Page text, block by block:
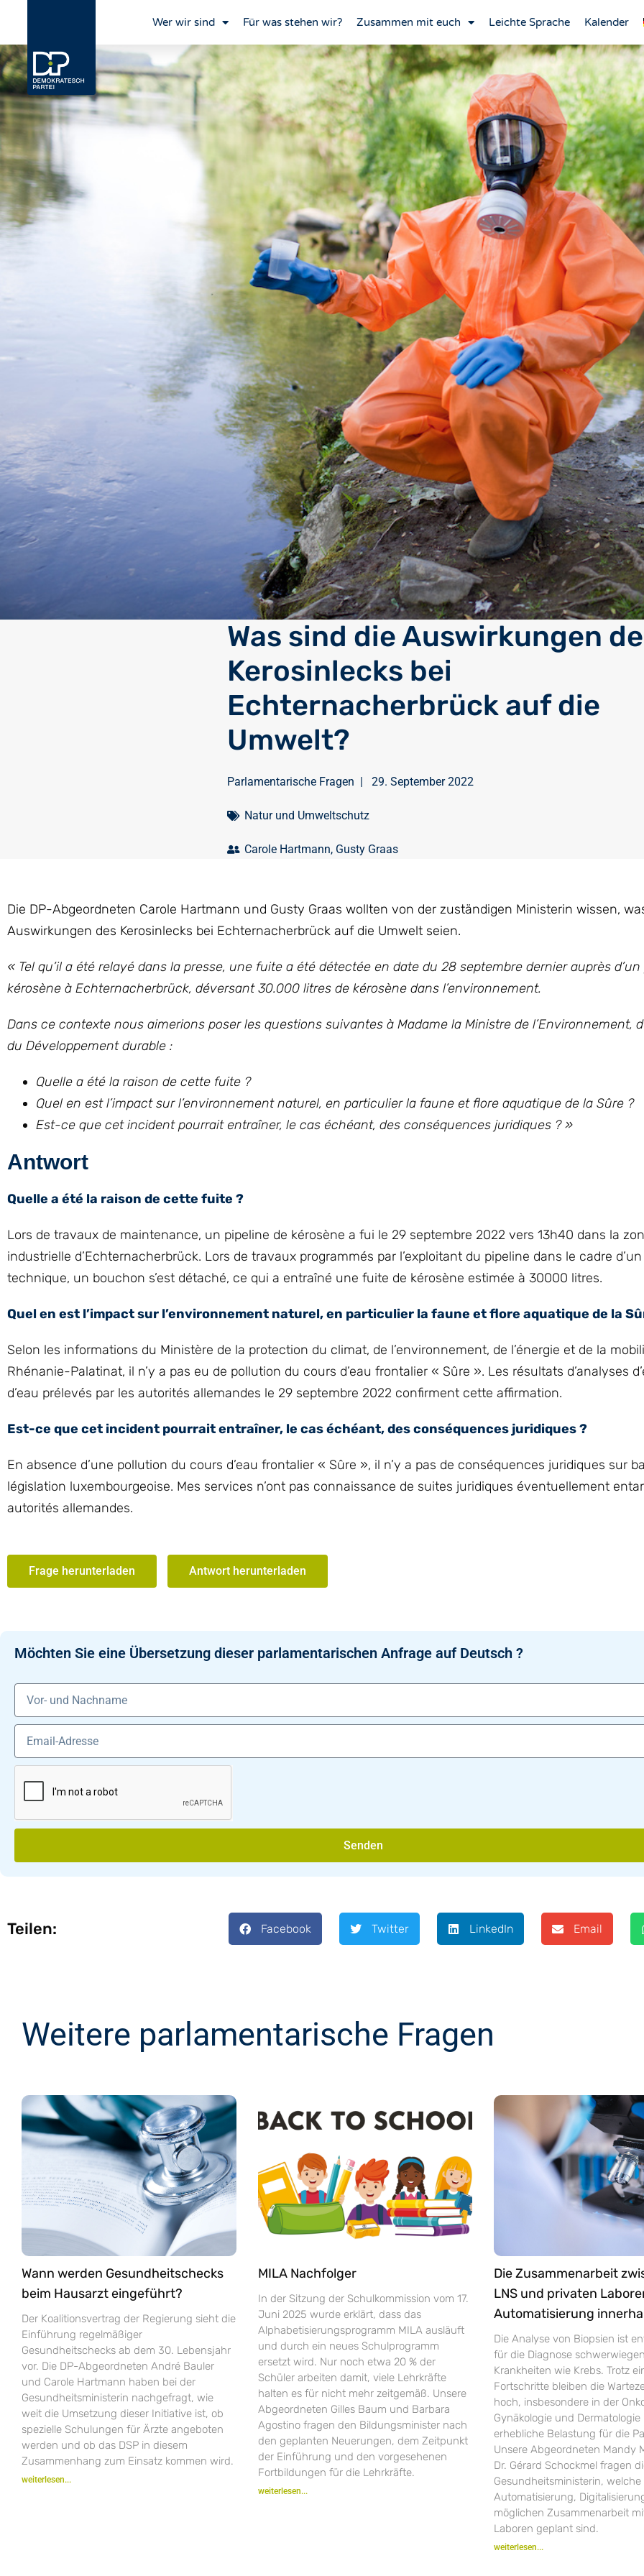
Wer wir sind Für was stehen wir? Zusammen mit euch Leichte Sprache Kalender
Was sind die Auswirkungen
Kerosinlecks bei
Echternacherbrück auf die
Umwelt?
Parlamentarische Fragen | 29. September 2022
Natur und Umweltschutz
Carole Hartmann, Gusty Graas
Die DP-Abgeordneten Carole Hartmann und Gusty Graas wollten von der zuständigen Ministerin wissen,
Auswirkungen des Kerosinlecks bei Echternacherbrück auf die Umwelt seien.
« Tel qu’il a été relayé dans la presse, une fuite a été détectée en date du 28 septembre dernier auprès
kérosène à Echternacherbrück, déversant 30.000 litres de kérosène dans l’environnement.
Dans ce contexte nous aimerions poser les questions suivantes à Madame la Ministre de l’Environnement,
du Développement durable :
Quelle a été la raison de cette fuite ?
Quel en est l’impact sur l’environnement naturel, en particulier la faune et flore aquatique de la Sûre ?
Est-ce que cet incident pourrait entraîner, le cas échéant, des conséquences juridiques ? »
Antwort
Quelle a été la raison de cette fuite ?
Lors de travaux de maintenance, un pipeline de kérosène a fui le 29 septembre 2022 vers 13h40 dans la
industrielle d’Echternacherbrück. Lors de travaux programmés par l’exploitant du pipeline dans le cadre
technique, un bouchon s’est détaché, ce qui a entraîné une fuite de kérosène estimée à 30000 litres.
Quel en est l’impact sur l’environnement naturel, en particulier la faune et flore aquatique de la
Selon les informations du Ministère de la protection du climat, de l’environnement, de l’énergie et de la
Rhénanie-Palatinat, il n’y a pas eu de pollution du cours d’eau frontalier « Sûre ». Les résultats d’analyses
d’eau prélevés par les autorités allemandes le 29 septembre 2022 confirment cette affirmation.
Est-ce que cet incident pourrait entraîner, le cas échéant, des conséquences juridiques ?
En absence d’une pollution du cours d’eau frontalier « Sûre », il n’y a pas de conséquences juridiques sur
législation luxembourgeoise. Mes services n’ont pas connaissance de suites juridiques éventuellement
autorités allemandes.
Frage herunterladen Antwort herunterladen
Möchten Sie eine Übersetzung dieser parlamentarischen Anfrage auf Deutsch ?
Senden
Teilen: Facebook Twitter LinkedIn Email
Weitere parlamentarische Fragen
Wann werden Gesundheitschecks
beim Hausarzt eingeführt?
Der Koalitionsvertrag der Regierung sieht die
Einführung regelmäßiger
Gesundheitschecks ab dem 30. Lebensjahr
vor. Die DP-Abgeordneten André Bauler
und Carole Hartmann haben bei der
Gesundheitsministerin nachgefragt, wie
weit die Umsetzung dieser Initiative ist, ob
spezielle Schulungen für Ärzte angeboten
werden und ob das DSP in diesem
Zusammenhang zum Einsatz kommen wird.
weiterlesen...
MILA Nachfolger
In der Sitzung der Schulkommission vom 17.
Juni 2025 wurde erklärt, dass das
Alphabetisierungsprogramm MILA ausläuft
und durch ein neues Schulprogramm
ersetzt wird. Nur noch etwa 20 % der
Schüler arbeiten damit, viele Lehrkräfte
halten es für nicht mehr zeitgemäß. Unsere
Abgeordneten Gilles Baum und Barbara
Agostino fragen den Bildungsminister nach
den geplanten Neuerungen, dem Zeitpunkt
der Einführung und den vorgesehenen
Fortbildungen für die Lehrkräfte.
weiterlesen...
Die Zusammenarbeit
LNS und privaten
Automatisierung
Die Analyse von Biopsien ist
für die Diagnose
Krankheiten wie Krebs. Trotz
Fortschritte bleiben die
hoch, insbesondere in der
Gynäkologie und Dermatologie
erhebliche Belastung für die
Unsere Abgeordneten Mandy
Dr. Gérard Schockmel fragen
Gesundheitsministerin,
Automatisierung,
möglichen Zusammenarbeit
Laboren geplant sind.
weiterlesen...